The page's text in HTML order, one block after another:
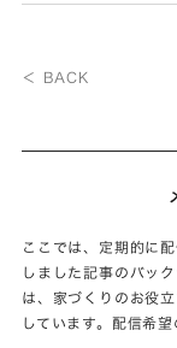
＜ BACK
ここでは、定期的に
しました記事のバッ
は、家づくりのお役
しています。配信希